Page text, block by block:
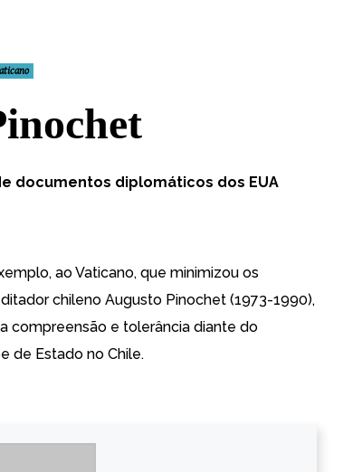
documentos diplomáticos dos EUA
ao Vaticano, que minimizou os
chileno Augusto Pinochet (1973-1990),
compreensão e tolerância diante do
de Estado no Chile.